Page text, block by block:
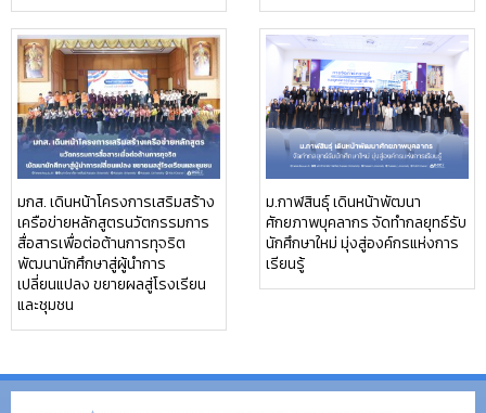
มกส. เดินหน้าโครงการเสริมสร้าง
เครือข่ายหลักสูตรนวัตกรรมการ
สื่อสารเพื่อต่อต้านการทุจริต
พัฒนานักศึกษาสู่ผู้นำการ
เปลี่ยนแปลง ขยายผลสู่โรงเรียน
และชุมชน
ม.กาฬสินธุ์ เดินหน้าพัฒนา
ศักยภาพบุคลากร จัดทำกลยุทธ์รับ
นักศึกษาใหม่ มุ่งสู่องค์กรแห่งการ
เรียนรู้